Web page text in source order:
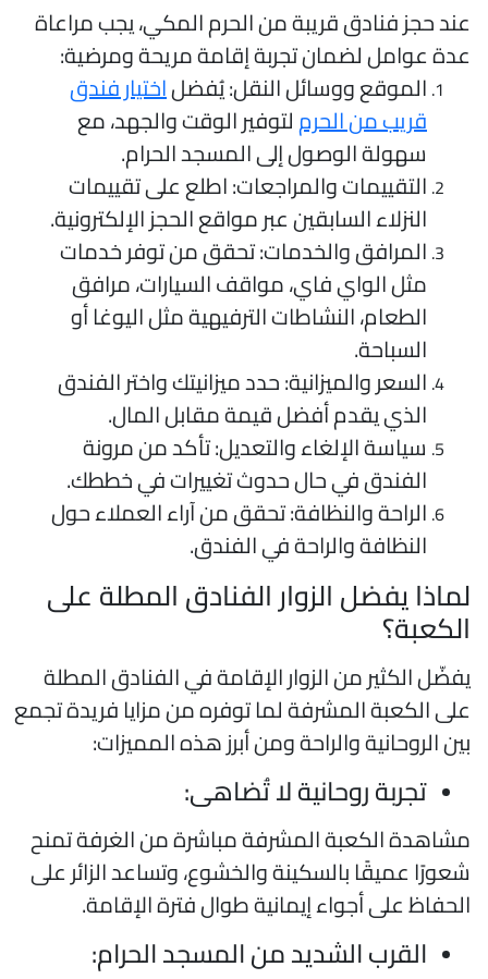
حجز فنادق قريبة من الحرم المكي، يجب مراعاة
عوامل لضمان تجربة إقامة مريحة ومرضية:
الموقع ووسائل النقل: يُفضلاختيار فندق
قريب من الحرملتوفير الوقت والجهد، مع
سهولة الوصول إلى المسجد الحرام.
التقييمات والمراجعات: اطلع على تقييمات
النزلاء السابقين عبر مواقع الحجز الإلكترونية.
المرافق والخدمات: تحقق من توفر خدمات
مثل الواي فاي، مواقف السيارات، مرافق
الطعام، النشاطات الترفيهية مثل اليوغا أو
السباحة.
السعر والميزانية: حدد ميزانيتك واختر الفندق
الذي يقدم أفضل قيمة مقابل المال.
سياسة الإلغاء والتعديل: تأكد من مرونة
الفندق في حال حدوث تغييرات في خططك.
الراحة والنظافة: تحقق من آراء العملاء حول
النظافة والراحة في الفندق.
يفضل الزوار الفنادق المطلة على
الكثير من الزوار الإقامة في الفنادق المطلة
الكعبة المشرفة لما توفره من مزايا فريدة تجمع
الروحانية والراحة ومن أبرز هذه المميزات:
تجربة روحانية لا تُضاهى:
الكعبة المشرفة مباشرة من الغرفة تمنح
عميقًا بالسكينة والخشوع، وتساعد الزائر على
على أجواء إيمانية طوال فترة الإقامة.
القرب الشديد من المسجد الحرام: